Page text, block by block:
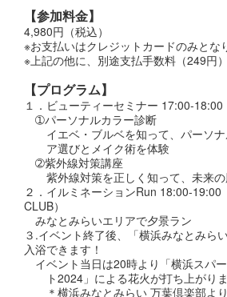
【参加料金】
4,980円（税込）
※お支払いはクレジットカードのみとな
※上記の他に、別途支払手数料（249円）
【プログラム】
１．ビューティーセミナー 17:00-18:00
➀パーソナルカラー診断
イエベ・ブルベを知って、パーソ
ア選びとメイク術を体験
➁紫外線対策講座
紫外線対策を正しく知って、未来の
２．イルミネーションRun 18:00-19:00
CLUB）
みなとみらいエリアで夕景ラン
３.イベント終了後、「横浜みなとみら
入浴できます！
イベント当日は20時より「横浜スパ
ト2024」による花火が打ち上がり
＊横浜みなとみらい 万葉倶楽部よ